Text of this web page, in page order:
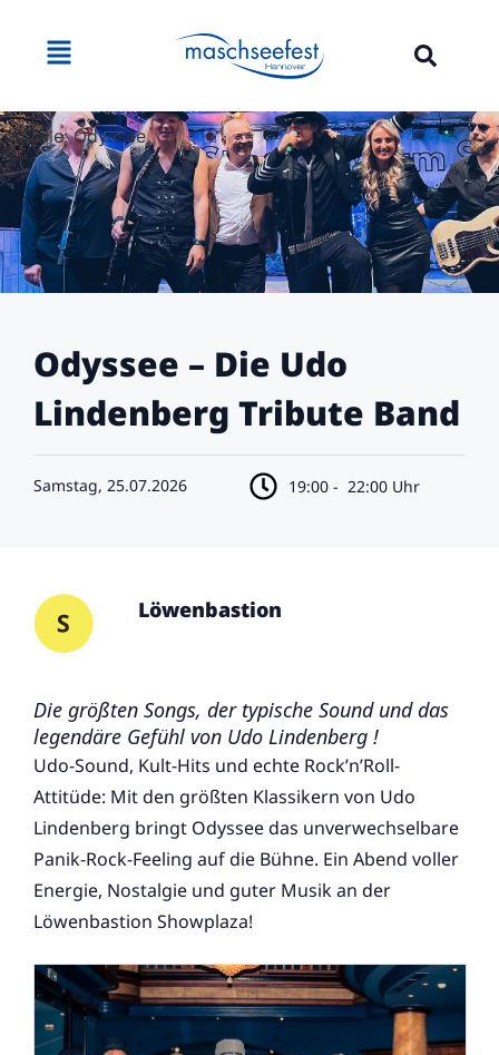
Quelle: Odyssee
Odyssee – Die Udo
Lindenberg Tribute Band
Samstag, 25.07.2026 19:00 - 22:00 Uhr
Löwenbastion
Die größten Songs, der typische Sound und das
legendäre Gefühl von Udo Lindenberg !
Udo-Sound, Kult-Hits und echte Rock’n’Roll-
Attitüde: Mit den größten Klassikern von Udo
Lindenberg bringt Odyssee das unverwechselbare
Panik-Rock-Feeling auf die Bühne. Ein Abend voller
Energie, Nostalgie und guter Musik an der
Löwenbastion Showplaza!